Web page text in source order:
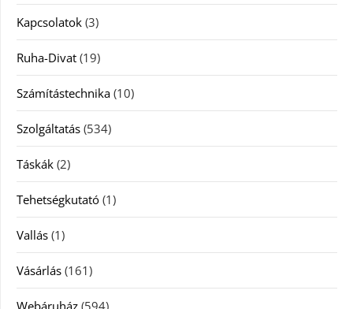
Kapcsolatok (3)
Ruha-Divat (19)
Számítástechnika (10)
Szolgáltatás (534)
Táskák (2)
Tehetségkutató (1)
Vallás (1)
Vásárlás (161)
Webáruház (594)